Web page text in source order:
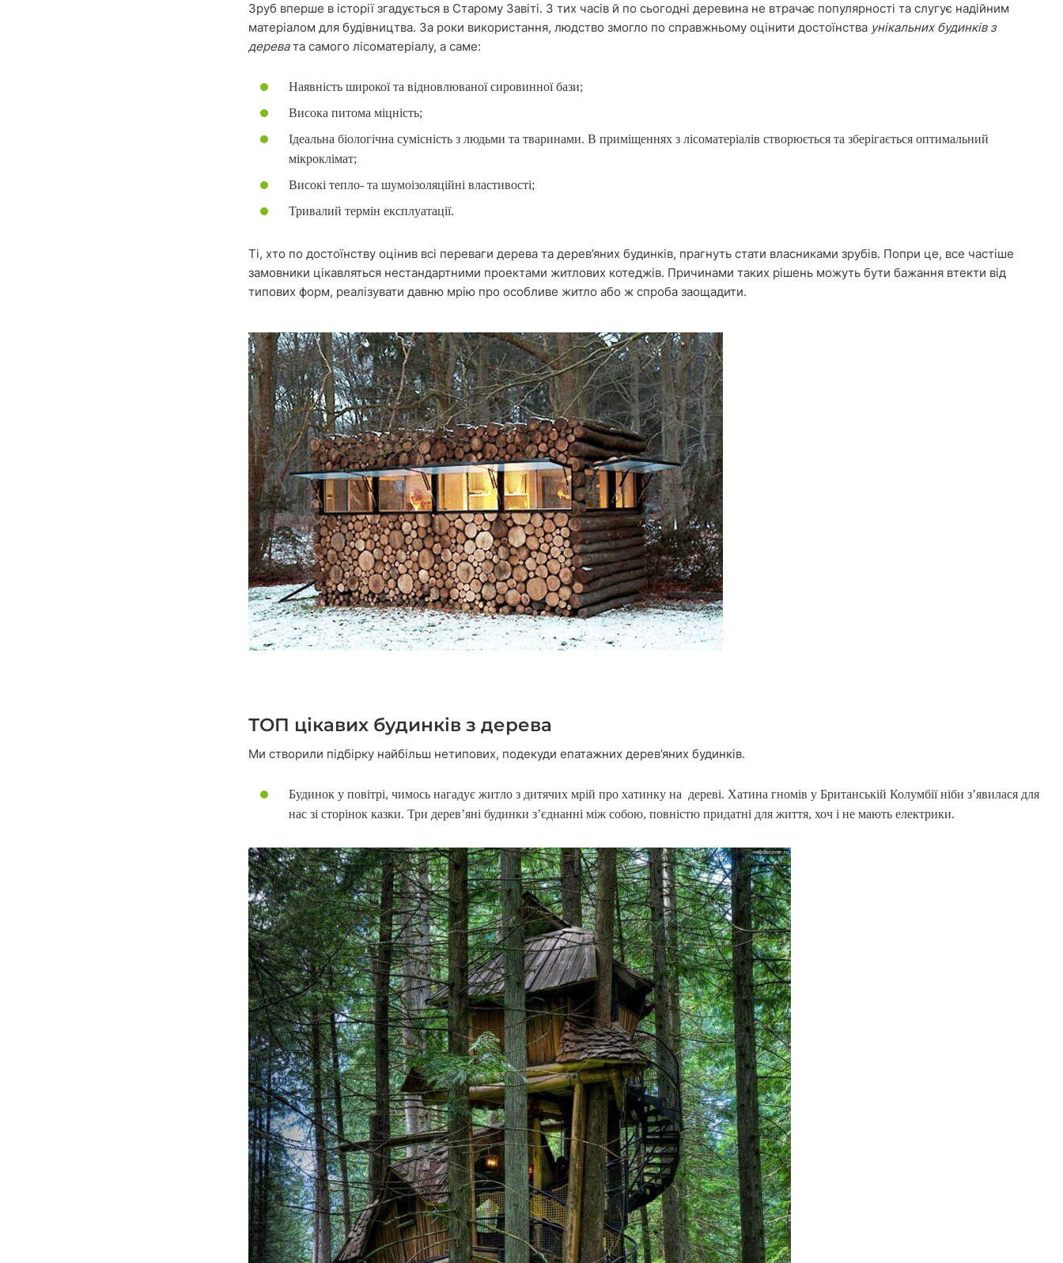
Зруб вперше в історії згадується в Старому Завіті. З тих часів й по сьогодні деревина не втрачає популярності та слугує надійним
матеріалом для будівництва. За роки використання, людство змогло по справжньому оцінити достоїнства унікальних будинків з
деревата самого лісоматеріалу, а саме:
Наявність широкої та відновлюваної сировинної бази;
Висока питома міцність;
Ідеальна біологічна сумісність з людьми та тваринами. В приміщеннях з лісоматеріалів створюється та зберігається оптимальний
мікроклімат;
Високі тепло- та шумоізоляційні властивості;
Тривалий термін експлуатації.
Ті, хто по достоїнству оцінив всі переваги дерева та дерев’яних будинків, прагнуть стати власниками зрубів. Попри це, все частіше
замовники цікавляться нестандартними проектами житлових котеджів. Причинами таких рішень можуть бути бажання втекти від
типових форм, реалізувати давню мрію про особливе житло або ж спроба заощадити.
ТОП цікавих будинків з дерева
Ми створили підбірку найбільш нетипових, подекуди епатажних дерев’яних будинків.
Будинок у повітрі, чимось нагадує житло з дитячих мрій про хатинку на дереві. Хатина гномів у Британській Колумбії ніби з’явилася для
нас зі сторінок казки. Три дерев’яні будинки з’єднанні між собою, повністю придатні для життя, хоч і не мають електрики.